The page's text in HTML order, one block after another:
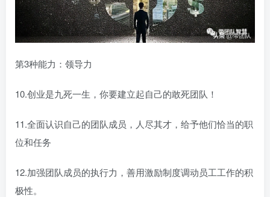
第3种能力：领导力
10.创业是九死一生，你要建立起自己的敢死团队！
11.全面认识自己的团队成员，人尽其才，给予他们恰当的职
位和任务
12.加强团队成员的执行力，善用激励制度调动员工工作的积
极性。